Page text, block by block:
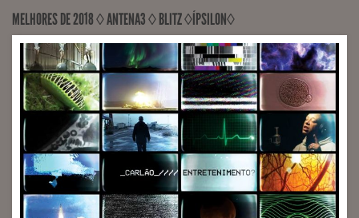
MELHORES DE 2018 ◊ ANTENA3 ◊ BLITZ ◊ÍPSILON◊